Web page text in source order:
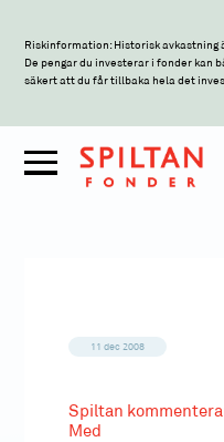
Riskinformation: Historisk
De pengar du investerar i fonder kan
säkert att du får tillbaka hela det
11 dec 2008
Spiltan
Med